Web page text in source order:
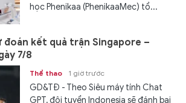
học Phenikaa (PhenikaaMec) tổ...
đoán kết quả trận Singapore –
7/8
Thể thao 1 giờ trước
GD&TĐ - Theo Siêu máy tính Chat
GPT, đội tuyển Indonesia sẽ đánh bại